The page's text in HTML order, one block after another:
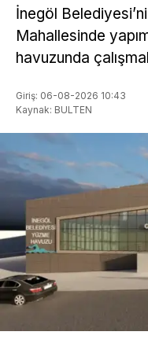
İnegöl
Mahallesinde
havuzunda
Giriş: 06-08-2026 10:43
Kaynak: BULTEN